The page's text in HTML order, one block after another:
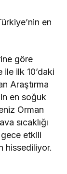
en
göre
ilk 10’daki
Araştırma
en soğuk
Orman
sıcaklığı
gece etkili
hissediliyor.